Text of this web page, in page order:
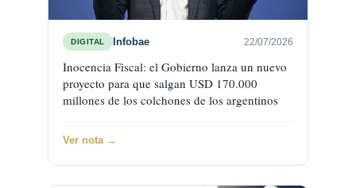
DIGITAL Infobae 22/07/2026
Inocencia Fiscal: el Gobierno lanza un nuevo
proyecto para que salgan USD 170.000
millones de los colchones de los argentinos
Ver nota →